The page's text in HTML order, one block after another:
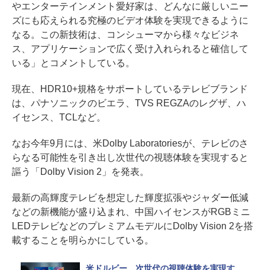
やエンターテインメント愛好家は、どんなに厳しいニー
ズにも応えられる究極のビデオ体験を実現できるように
なる。この新技術は、コンシューマから様々なビジネ
ス、アプリケーションで広く受け入れられると確信して
いる」とコメントしている。
現在、HDR10+規格をサポートしているテレビブランド
は、パナソニックのビエラ、TVS REGZAのレグザ、ハ
イセンス、TCLなど。
なお今年9月には、米Dolby Laboratoriesが、テレビのさ
らなる可能性を引き出し次世代の視聴体験を実現すると
謳う「Dolby Vision 2」を発表。
最新の高輝度テレビを想定した輝度拡張やジャダー低減
などの新機能が盛り込まれ、中国ハイセンスがRGBミニ
LEDテレビなどのプレミアムモデルにDolby Vision 2を搭
載することを明らかにしている。